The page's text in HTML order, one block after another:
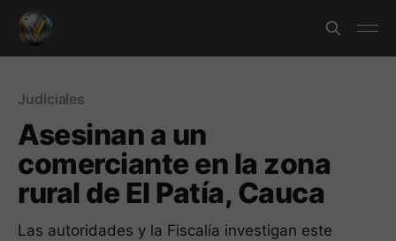
Judiciales
Asesinan a un
comerciante en la zona
rural de El Patía, Cauca
Las autoridades y la Fiscalía investigan este